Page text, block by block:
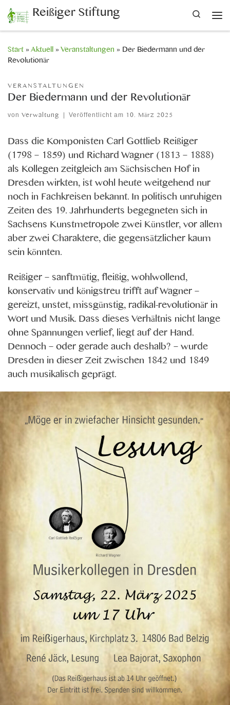
Zum Inhalt springen
Reißiger Stiftung Search
Start»Aktuell»Veranstaltungen » Der Biedermann und der
Revolutionär
VERANSTALTUNGEN
Der Biedermann und der Revolutionär
von Verwaltung Veröffentlicht am 10. März 2025
Dass die Komponisten Carl Gottlieb Reißiger
(1798 – 1859) und Richard Wagner (1813 – 1888)
als Kollegen zeitgleich am Sächsischen Hof in
Dresden wirkten, ist wohl heute weitgehend nur
noch in Fachkreisen bekannt. In politisch unruhigen
Zeiten des 19. Jahrhunderts begegneten sich in
Sachsens Kunstmetropole zwei Künstler, vor allem
aber zwei Charaktere, die gegensätzlicher kaum
sein könnten.
Reißiger – sanftmütig, fleißig, wohlwollend,
konservativ und königstreu trifft auf Wagner –
gereizt, unstet, missgünstig, radikal-revolutionär in
Wort und Musik. Dass dieses Verhältnis nicht lange
ohne Spannungen verlief, liegt auf der Hand.
Dennoch – oder gerade auch deshalb? – wurde
Dresden in dieser Zeit zwischen 1842 und 1849
auch musikalisch geprägt.